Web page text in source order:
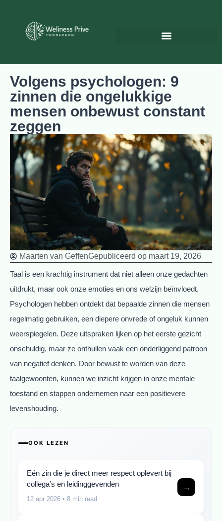
Volgens psychologen: 9
zinnen die ongelukkige
mensen onbewust constant
zeggen
Maarten van GeffenGepubliceerd op maart 19, 2026
Taal is een krachtig instrument dat niet alleen onze gedachten
uitdrukt, maar ook onze emoties en ons welzijn beïnvloedt.
Psychologen hebben ontdekt dat bepaalde zinnen die mensen
regelmatig gebruiken, een diepere onvrede of ongeluk kunnen
weerspiegelen. Deze uitspraken lijken op het eerste gezicht
onschuldig, maar ze onthullen vaak een onderliggend patroon
van negatief denken. Door bewust te worden van deze
taalgewoonten, kunnen we inzicht krijgen in onze mentale
toestand en stappen ondernemen naar een positievere
levenshouding.
OOK LEZEN
Eén zin die je direct meer respect oplevert bij
collega’s en leidinggevenden
12 apr 2026 • 8 min read
→